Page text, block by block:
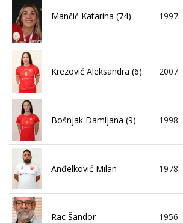
Mančić Katarina (74) 1997.
Krezović Aleksandra (6) 2007.
Bošnjak Damljana (9) 1998.
Anđelković Milan 1978.
Rac Šandor 1956.